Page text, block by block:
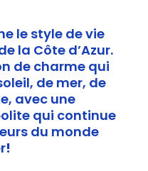
le style de vie
la Côte d’Azur.
de charme qui
de mer, de
avec une
qui continue
du monde
!